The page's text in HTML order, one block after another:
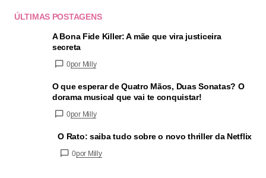
ÚLTIMAS POSTAGENS
A Bona Fide Killer: A mãe que vira justiceira
secreta
0por Milly
O que esperar de Quatro Mãos, Duas Sonatas? O
dorama musical que vai te conquistar!
0por Milly
O Rato: saiba tudo sobre o novo thriller da Netflix
0por Milly